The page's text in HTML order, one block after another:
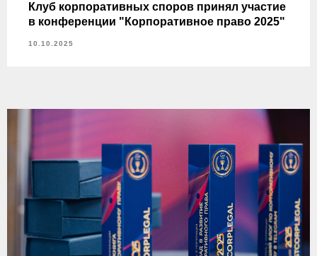
Клуб корпоративных споров принял участие
в конференции "Корпоративное право 2025"
10.10.2025